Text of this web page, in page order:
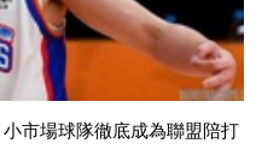
市場球隊徹底成為聯盟陪打